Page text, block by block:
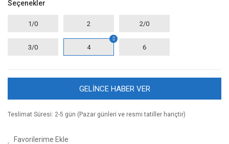
Seçenekler
1/0 2 2/0
3/0 4 6
GELİNCE HABER VER
Teslimat Süresi: 2-5 gün (Pazar günleri ve resmi tatiller hariçtir)